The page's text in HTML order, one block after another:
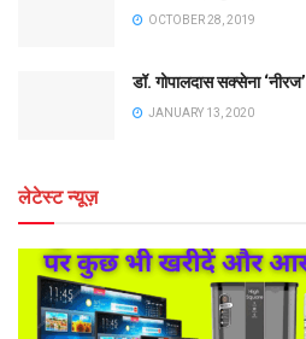
OCTOBER 28, 2019
डॉ. गोपालदास सक्सेना ‘नीरज’
JANUARY 13, 2020
लेटेस्ट न्यूज़